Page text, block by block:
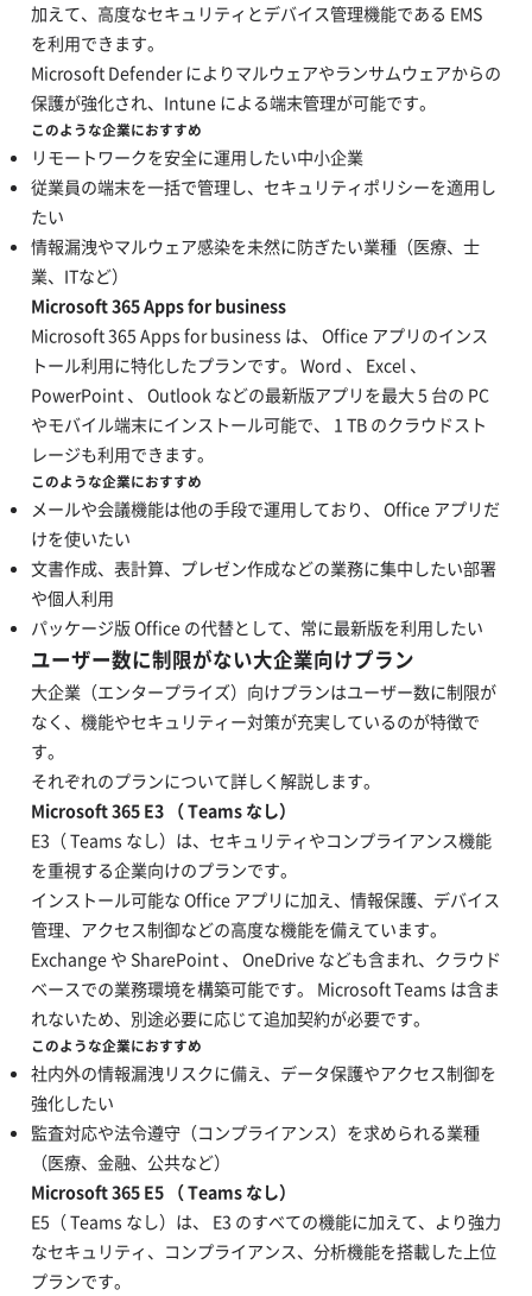
加えて、高度なセキュリティとデバイス管理機能である EMS
を利用できます。
Microsoft Defender によりマルウェアやランサムウェアからの
保護が強化され、Intune による端末管理が可能です。
このような企業におすすめ
リモートワークを安全に運用したい中小企業
従業員の端末を一括で管理し、セキュリティポリシーを適用し
たい
情報漏洩やマルウェア感染を未然に防ぎたい業種（医療、士
業、ITなど）
Microsoft 365 Apps for business
Microsoft 365 Apps for business は、 Office アプリのインス
トール利用に特化したプランです。 Word 、 Excel 、
PowerPoint 、 Outlook などの最新版アプリを最大 5 台の PC
やモバイル端末にインストール可能で、 1 TB のクラウドスト
レージも利用できます。
このような企業におすすめ
メールや会議機能は他の手段で運用しており、 Office アプリだ
けを使いたい
文書作成、表計算、プレゼン作成などの業務に集中したい部署
や個人利用
パッケージ版 Office の代替として、常に最新版を利用したい
ユーザー数に制限がない大企業向けプラン
大企業（エンタープライズ）向けプランはユーザー数に制限が
なく、機能やセキュリティー対策が充実しているのが特徴で
す。
それぞれのプランについて詳しく解説します。
Microsoft 365 E3 （ Teams なし）
E3（ Teams なし）は、セキュリティやコンプライアンス機能
を重視する企業向けのプランです。
インストール可能な Office アプリに加え、情報保護、デバイス
管理、アクセス制御などの高度な機能を備えています。
Exchange や SharePoint 、 OneDrive なども含まれ、クラウド
ベースでの業務環境を構築可能です。 Microsoft Teams は含ま
れないため、別途必要に応じて追加契約が必要です。
このような企業におすすめ
社内外の情報漏洩リスクに備え、データ保護やアクセス制御を
強化したい
監査対応や法令遵守（コンプライアンス）を求められる業種
（医療、金融、公共など）
Microsoft 365 E5 （ Teams なし）
E5（ Teams なし）は、 E3 のすべての機能に加えて、より強力
なセキュリティ、コンプライアンス、分析機能を搭載した上位
プランです。